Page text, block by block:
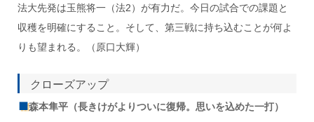
法大先発は玉熊将一（法2）が有力だ。今日の試合での課題と
収穫を明確にすること。そして、第三戦に持ち込むことが何よ
りも望まれる。（原口大輝）
クローズアップ
森本隼平（長きけがよりついに復帰。思いを込めた一打）